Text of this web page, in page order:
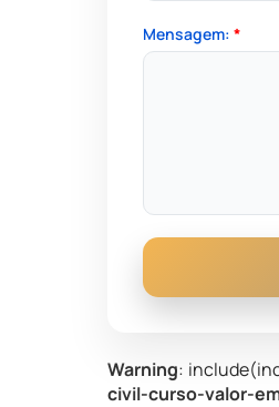
Mensagem:*
Warning:
civil-curso-valor-